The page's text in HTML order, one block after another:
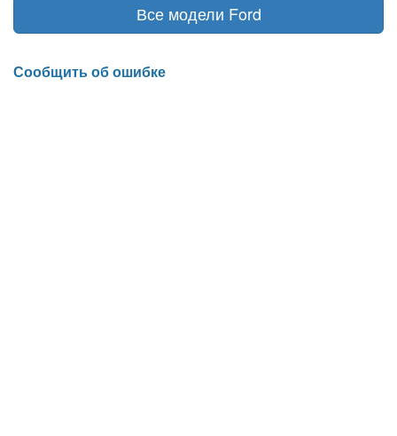
Все модели Ford
Сообщить об ошибке